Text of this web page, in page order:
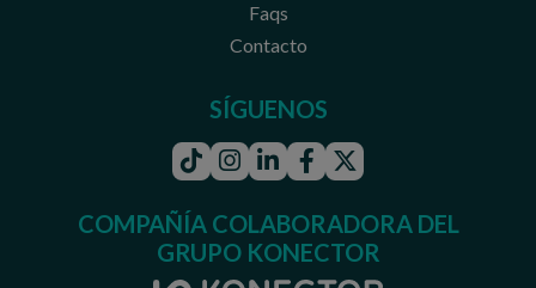
Faqs
Contacto
SÍGUENOS
TiktokInstagram
LinkedinFacebook
Twitter
COMPAÑÍA COLABORADORA DEL
GRUPO KONECTOR